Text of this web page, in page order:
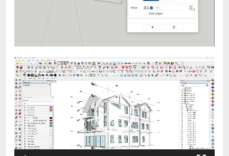
视
频
播
放
器